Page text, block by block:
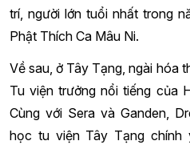
trí, người lớn tuổi nhất trong
Phật Thích Ca Mâu Ni.
Về sau, ở Tây Tạng, ngài hóa
Tu viện trưởng nổi tiếng của
Cùng với Sera và Ganden,
học tu viện Tây Tạng chính